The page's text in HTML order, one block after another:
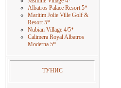
Albatros Palace Resort 5*
Maritim Jolie Ville Golf &
Resort 5*
Nubian Village 4/5*
Calimera Royal Albatros
Moderna 5*
ТУНИС